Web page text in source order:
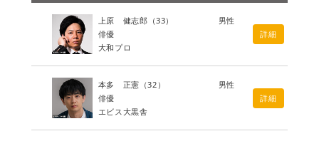
上原 健志郎 （33）
男性
俳優
大和プロ
詳細
本多 正憲 （32）
男性
俳優
エビス大黒舎
詳細